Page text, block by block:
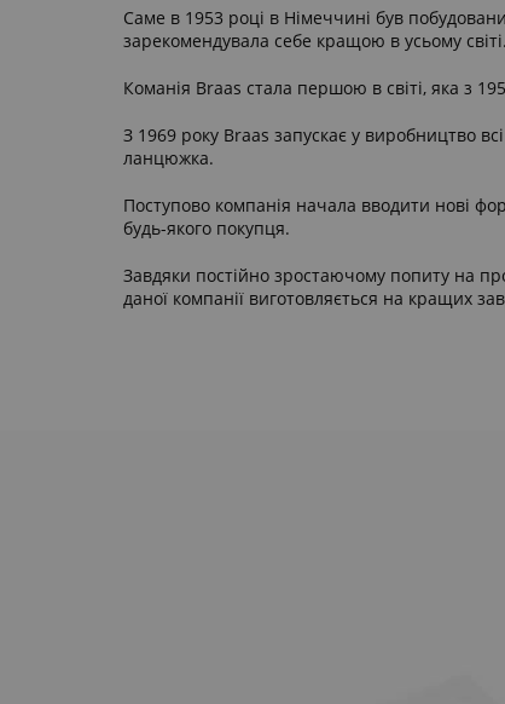
Саме в 1953 році в Німеччині був
зарекомендувала себе кращою в усьому світі.
Команія Braas стала першою в світі, яка з
З 1969 року Braas запускає у виробництво
ланцюжка.
Поступово компанія начала вводити нові
будь-якого покупця.
Завдяки постійно зростаючому попиту на
даної компанії виготовляється на кращих